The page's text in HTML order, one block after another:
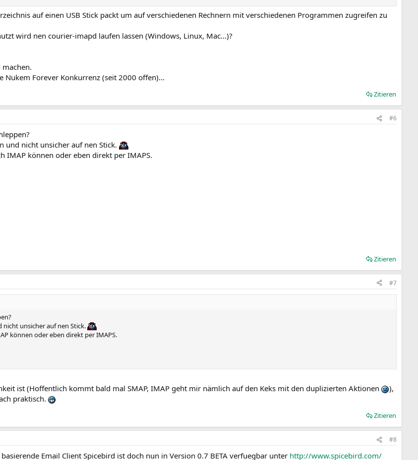
auf einen USB Stick packt um auf verschiedenen Rechnern mit verschiedenen Programmen zugreifen zu
wird nen courier-imapd laufen lassen (Windows, Linux, Mac...)?
Nukem Forever Konkurrenz (seit 2000 offen)...
Zitieren
#6
und nicht unsicher auf nen Stick.
IMAP können oder eben direkt per IMAPS.
Zitieren
#7
nicht unsicher auf nen Stick.
können oder eben direkt per IMAPS.
ist (Hoffentlich kommt bald mal SMAP, IMAP geht mir nämlich auf den Keks mit den duplizierten Aktionen
),
praktisch.
Zitieren
#8
Email Client Spicebird ist doch nun in Version 0.7 BETA verfuegbar unter http://www.spicebird.com/